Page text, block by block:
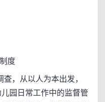
度
，从以人为本出发，
园日常工作中的监督管